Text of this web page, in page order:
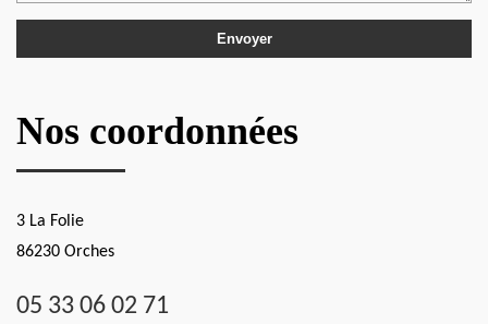
Nos coordonnées
3 La Folie
86230 Orches
05 33 06 02 71